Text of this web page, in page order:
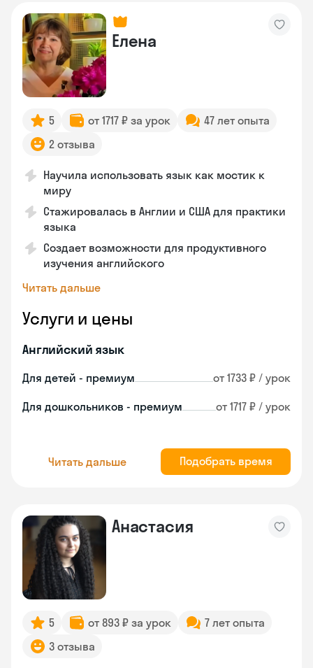
Елена
5 от 1717 ₽ за урок
47 лет опыта
2 отзыва
Научила использовать язык как мостик к
миру
Стажировалась в Англии и США для практики
языка
Создает возможности для продуктивного
изучения английского
Читать дальше
Услуги и цены
Английский язык
Для детей - премиум от 1733 ₽ / урок
Для дошкольников - премиум от 1717 ₽ / урок
Читать дальше Подобрать время
Анастасия
5 от 893 ₽ за урок
7 лет опыта
3 отзыва